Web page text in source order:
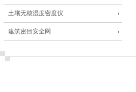
土壤无核湿度密度仪
建筑密目安全网